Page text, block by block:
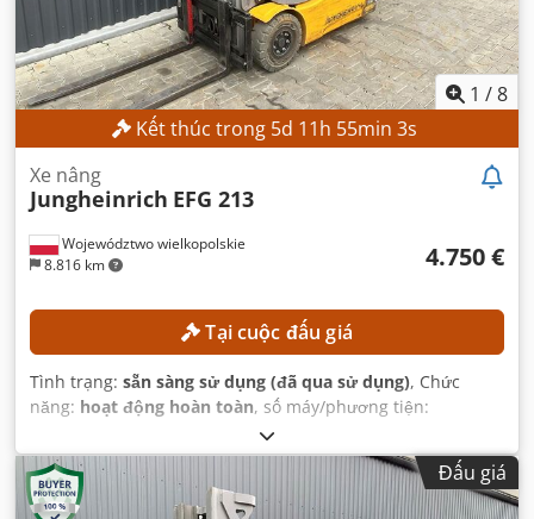
1 /8
Kết thúc trong 5d 11h 55min 1s
Województwo wielkopolskie
8.816 km
Xe nâng
Jungheinrich EFG 213
4.750 €
Tại cuộc đấu giá
Tình trạng: sẵn sàng sử dụng (đã qua sử dụng), Chức
năng: hoạt động hoàn toàn, số máy/phương tiện:
2021
chiều cao nâng:4.700 mm, nâng tự do:1.535 mm, loại cột:
triplex , chiều cao xây dựng: , Thiết bị:dịch
chuyển bên
Đấu giá